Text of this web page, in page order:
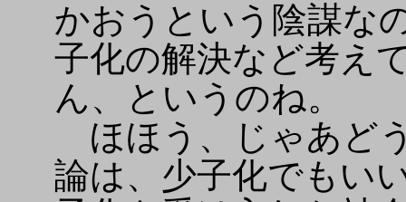
かおうという陰謀な
子化の解決など考え
ん、というのね。
ほほう、じゃあど
論は、少子化でもい